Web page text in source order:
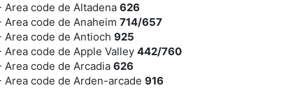
Area code de Altadena 626
Area code de Anaheim 714/657
Area code de Antioch 925
Area code de Apple Valley 442/760
Area code de Arcadia 626
Area code de Arden-arcade 916